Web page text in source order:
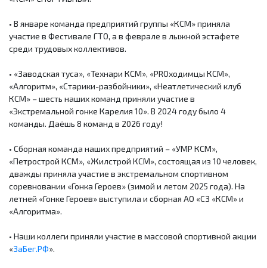
• В январе команда предприятий группы «КСМ» приняла
участие в Фестивале ГТО, а в феврале в лыжной эстафете
среди трудовых коллективов.
• «Заводская туса», «Технари КСМ», «PROходимцы КСМ»,
«Алгоритм», «Старики-разбойники», «Неатлетический клуб
КСМ» – шесть наших команд приняли участие в
«Экстремальной гонке Карелия 10». В 2024 году было 4
команды. Даёшь 8 команд в 2026 году!
• Сборная команда наших предприятий – «УМР КСМ»,
«Петрострой КСМ», «Жилстрой КСМ», состоящая из 10 человек,
дважды приняла участие в экстремальном спортивном
соревновании «Гонка Героев» (зимой и летом 2025 года). На
летней «Гонке Героев» выступила и сборная АО «СЗ «КСМ» и
«Алгоритма».
• Наши коллеги приняли участие в массовой спортивной акции
«ЗаБег.РФ».